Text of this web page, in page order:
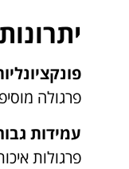
פרגולה
עמידות
פרגולות